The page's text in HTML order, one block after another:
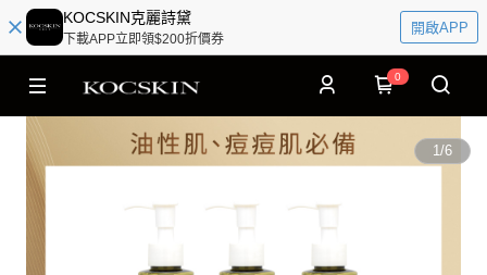
KOCSKIN克麗詩黛
下載APP立即領$200折價券
開啟APP
0
1/6